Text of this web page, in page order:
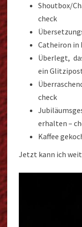
Shoutbox/
check
Catheiron in
Überlegt,
ein
check
erhalten –
Kaffee
Jetzt kann ich